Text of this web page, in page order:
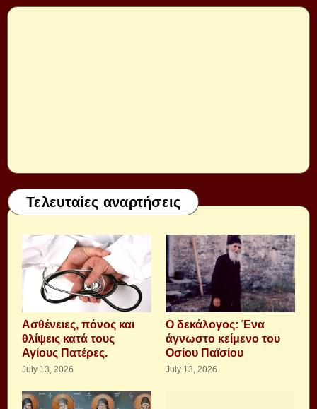
Τελευταίες αναρτήσεις
Aσθένειες, πόνος και
θλίψεις κατά τους
Αγίους Πατέρες.
July 13, 2026
Ο δεκάλογος: Ένα
άγνωστο κείμενο του
Οσίου Παϊσίου
July 13, 2026